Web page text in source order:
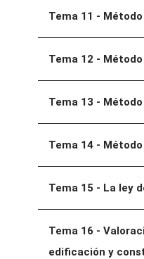
Tema 11 -
Tema 12 -
Tema 13 -
Tema 14 -
Tema 15 - La ley
Tema 16 -
edificación y